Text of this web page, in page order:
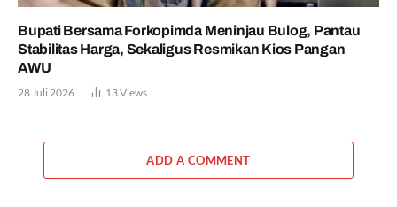
Bupati Bersama Forkopimda Meninjau Bulog, Pantau
Stabilitas Harga, Sekaligus Resmikan Kios Pangan
AWU
28 Juli 2026 13Views
ADD A COMMENT